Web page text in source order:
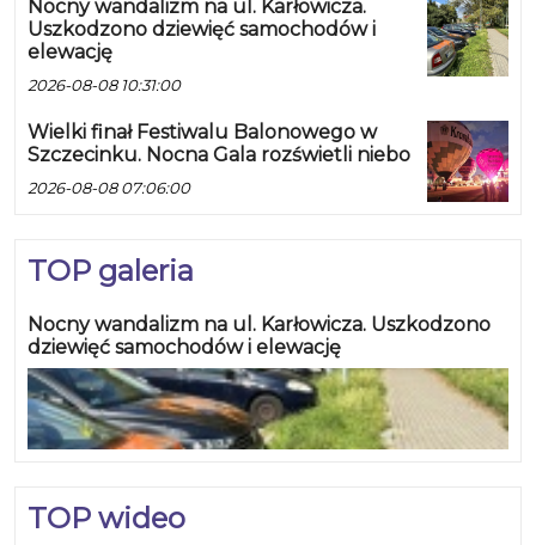
Nocny wandalizm na ul. Karłowicza.
Uszkodzono dziewięć samochodów i
elewację
2026-08-08 10:31:00
Wielki finał Festiwalu Balonowego w
Szczecinku. Nocna Gala rozświetli niebo
2026-08-08 07:06:00
TOP galeria
Nocny wandalizm na ul. Karłowicza. Uszkodzono
dziewięć samochodów i elewację
TOP wideo